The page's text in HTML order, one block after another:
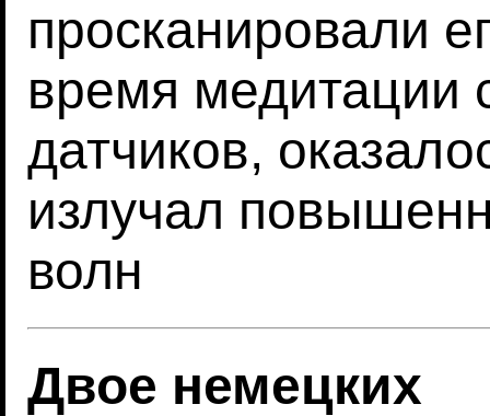
просканировали
время
датчиков,
излучал
волн
Двое немецких